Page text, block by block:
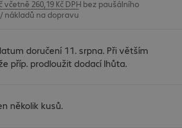
včetně 260,19 Kč DPH bez paušálního
nákladů na dopravu
doručení 11. srpna. Při větším
příp. prodloužit dodací lhůta.
několik kusů.